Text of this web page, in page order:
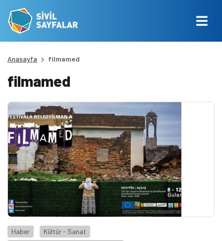
Anasayfa filmamed
filmamed
Haber
Kültür - Sanat